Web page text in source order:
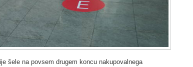
šele na povsem drugem koncu nakupovalnega